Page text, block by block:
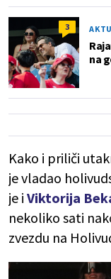
3
na
Kako i priliči
je vladao
je i Viktorija
nekoliko sati
zvezdu na